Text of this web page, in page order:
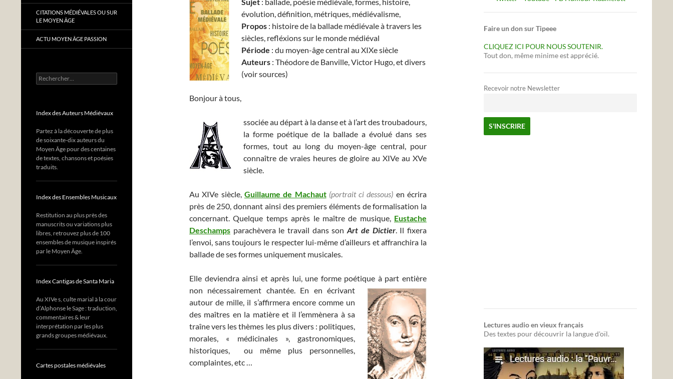
évolution, définition, métriques, médiévalisme,
Propos : histoire de la ballade médiévale à travers les
siècles, refléxions sur le monde médiéval
Période : du moyen-âge central au XIXe siècle
Auteurs : Théodore de Banville, Victor Hugo, et divers
(voir sources)
Bonjour à tous,
ssociée au départ à la danse et à l’art des troubadours,
la forme poétique de la ballade a évolué dans ses
formes, tout au long du moyen-âge central, pour
connaître de vraies heures de gloire au XIVe au XVe
siècle.
Au XIVe siècle, Guillaume de Machaut (portrait ci dessous) en écrira
près de 250, donnant ainsi des premiers éléments de formalisation la
concernant. Quelque temps après le maître de musique, Eustache
Deschamps parachèvera le travail dans sonArt de Dictier. Il fixera
l’envoi, sans toujours le respecter lui-même d’ailleurs et affranchira la
ballade de ses formes uniquement musicales.
Elle deviendra ainsi et après lui, une forme poétique à part entière
non nécessairement chantée. En en écrivant
autour de mille, il s’affirmera encore comme un
des maîtres en la matière et il l’emmènera à sa
traîne vers les thèmes les plus divers : politiques,
morales, « médicinales », gastronomiques,
historiques, ou même plus personnelles,
complaintes, etc …
Faire un don sur Tipeee
CLIQUEZ ICI POUR NOUS SOUTENIR.
Tout don, même minime est apprécié.
Recevoir notre Newsletter
Lectures audio en vieux français
Des textes pour découvrir la langue d'oïl.
CITATIONS MÉDIÉVALES OU SUR
LE MOYEN ÂGE
ACTU MOYEN ÂGE PASSION
Rechercher :
Index des Auteurs Médiévaux
Partez à la découverte de plus
de soixante-dix auteurs du
Moyen Âge pour des centaines
de textes, chansons et poésies
traduits.
Index des Ensembles Musicaux
Restitution au plus près des
manuscrits ou variations plus
libres, retrouvez plus de 100
ensembles de musique inspirés
par le Moyen Âge.
Index Cantigas de Santa Maria
Au XIVe s, culte marial à la cour
d’Alphonse le Sage : traduction,
commentaires & leur
interprétation par les plus
grands groupes médiévaux.
Cartes postales médiévales